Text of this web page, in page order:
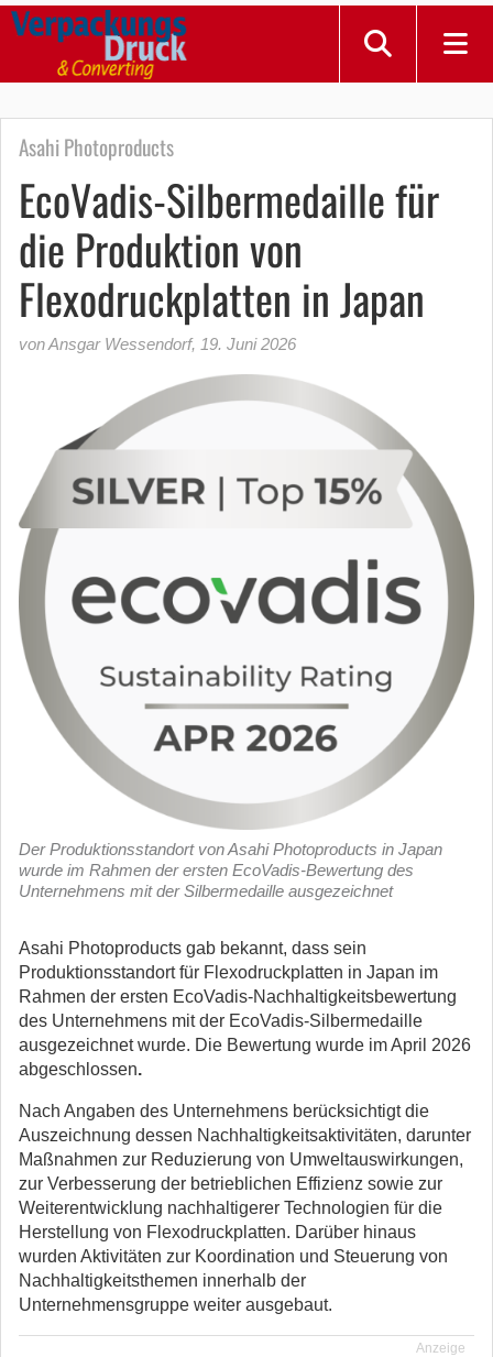
Asahi Photoproducts
EcoVadis-Silbermedaille für
die Produktion von
Flexodruckplatten in Japan
von Ansgar Wessendorf, 19. Juni 2026
Der Produktionsstandort von Asahi Photoproducts in Japan
wurde im Rahmen der ersten EcoVadis-Bewertung des
Unternehmens mit der Silbermedaille ausgezeichnet
Asahi Photoproducts gab bekannt, dass sein
Produktionsstandort für Flexodruckplatten in Japan im
Rahmen der ersten EcoVadis-Nachhaltigkeitsbewertung
des Unternehmens mit der EcoVadis-Silbermedaille
ausgezeichnet wurde. Die Bewertung wurde im April 2026
abgeschlossen.
Nach Angaben des Unternehmens berücksichtigt die
Auszeichnung dessen Nachhaltigkeitsaktivitäten, darunter
Maßnahmen zur Reduzierung von Umweltauswirkungen,
zur Verbesserung der betrieblichen Effizienz sowie zur
Weiterentwicklung nachhaltigerer Technologien für die
Herstellung von Flexodruckplatten. Darüber hinaus
wurden Aktivitäten zur Koordination und Steuerung von
Nachhaltigkeitsthemen innerhalb der
Unternehmensgruppe weiter ausgebaut.
Anzeige